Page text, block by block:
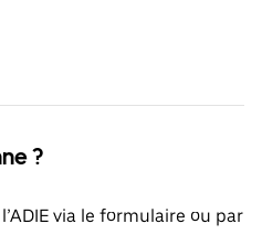
?
via le formulaire ou par